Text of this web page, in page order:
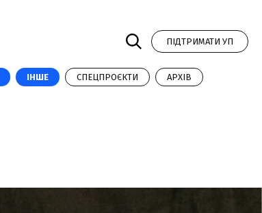
ПІДТРИМАТИ УП
ІНШЕ СПЕЦПРОЄКТИ АРХІВ